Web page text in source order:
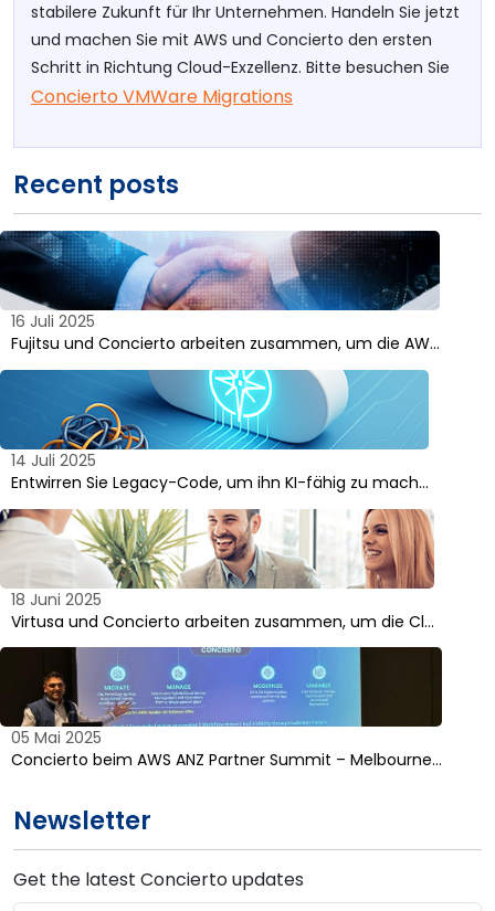
stabilere Zukunft für Ihr Unternehmen. Handeln Sie jetzt
und machen Sie mit AWS und Concierto den ersten
Schritt in Richtung Cloud-Exzellenz. Bitte besuchen Sie
Concierto VMWare Migrations
Recent posts
16 Juli 2025
Fujitsu und Concierto arbeiten zusammen, um die AW…
14 Juli 2025
Entwirren Sie Legacy-Code, um ihn KI-fähig zu mach…
18 Juni 2025
Virtusa und Concierto arbeiten zusammen, um die Cl…
05 Mai 2025
Concierto beim AWS ANZ Partner Summit – Melbourne…
Newsletter
Get the latest Concierto updates